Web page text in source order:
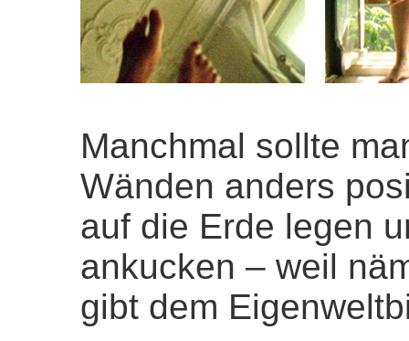
Manchmal sollte
Wänden anders
auf die Erde legen
ankucken – weil
gibt dem